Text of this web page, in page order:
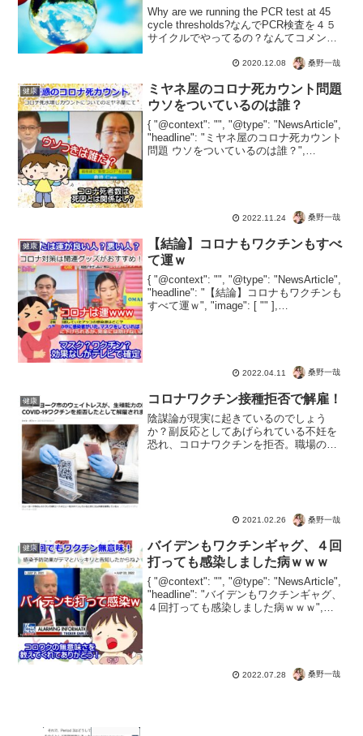
Why are we running the PCR test at 45
cycle thresholds?なんでPCR検査を４５
サイクルでやってるの？なんてコメント
値でいくらでも「陽性」にできちゃ...
2020.12.08 桑野一哉
健康
ミヤネ屋のコロナ死カウント問題
ウソをついているのは誰？
{ "@context": "", "@type": "NewsArticle",
"headline": "ミヤネ屋のコロナ死カウント
問題 ウソをついているのは誰？",
2022.11.24 桑野一哉
健康
【結論】コロナもワクチンもすべ
て運ｗ
{ "@context": "", "@type": "NewsArticle",
"headline": "【結論】コロナもワクチンも
すべて運ｗ", "image": [ "" ],
2022.04.11 桑野一哉
健康 コロナワクチン接種拒否で解雇！
陰謀論が現実に起きているのでしょう
か？副反応としてあげられている不妊を
恐れ、コロナワクチンを拒否。職場のレ
2021.02.26 桑野一哉
健康
バイデンもワクチンギャグ、４回
打っても感染しました病ｗｗｗ
{ "@context": "", "@type": "NewsArticle",
"headline": "バイデンもワクチンギャグ、
４回打っても感染しました病ｗｗｗ",
2022.07.28 桑野一哉